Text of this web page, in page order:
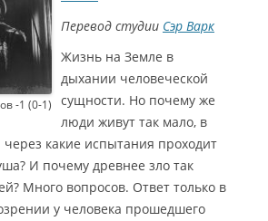
-1 (0-1)
Перевод студии Сэр Варк
Жизнь на Земле в
дыхании человеческой
сущности. Но почему же
люди живут так мало, в
какие испытания проходит
И почему древнее зло так
Много вопросов. Ответ только в
у человека прошедшего